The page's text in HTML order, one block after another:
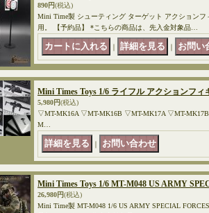
890円(税込)
Mini Time製 シューティング ターゲット アクションフ
用。 【予約品】 *こちらの商品は、先入金対象品…
｜ ｜
Mini Times Toys 1/6 ライフル アクションフィ
5,980円(税込)
▽MT-MK16A ▽MT-MK16B ▽MT-MK17A ▽MT-
M…
｜
Mini Times Toys 1/6 MT-M048 US ARMY
26,980円(税込)
Mini Time製 MT-M048 1/6 US ARMY SPECIAL